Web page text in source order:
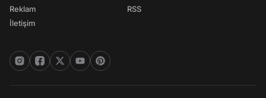
Reklam
İletişim
RSS